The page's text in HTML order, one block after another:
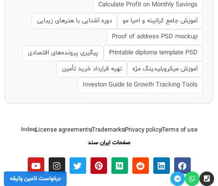
Calculate Profit on Monthly Savings
آموزش جامع کراتینه و احیا مو
دوره آشنایی با هنرهای زیبایی
Proof of address PSD mockup
Printable diploma template PSD
پیگیری پرونده‌های اقتصادی
آموزش میکروبلیدینگ مژه
تهیه قرارداد خرید تأمین
Investon Guide to Growth Tracking Tools
Terms of use
Privacy policy
Trademarks
License agreements
Index
صفحات ایران سند
درخواست تامین وثیقه